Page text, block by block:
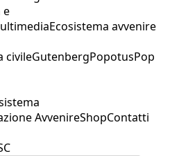
e
Ecosistema avvenire
civileGutenbergPopotusPop
AvvenireShopContatti